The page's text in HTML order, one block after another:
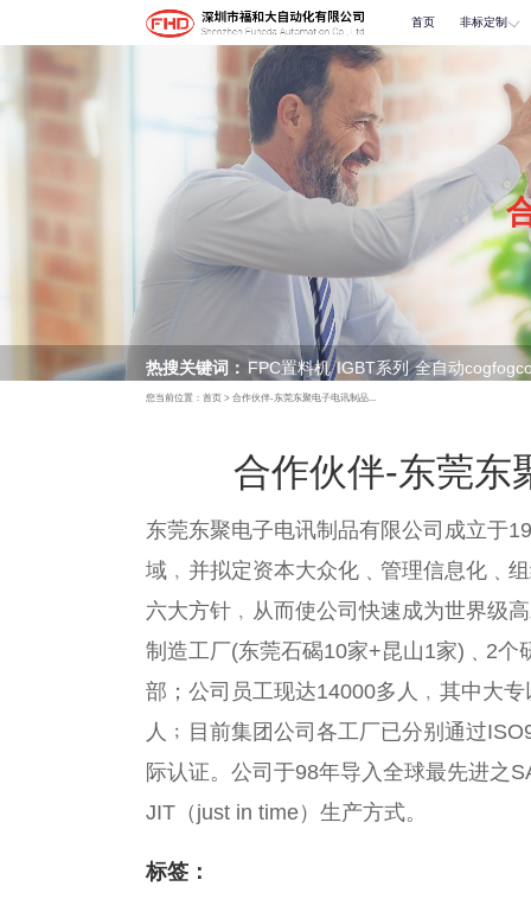
首页 非标定制
热搜关键词： FPC置料机 IGBT系列 全自动
您当前位置： 首页>合作伙伴-东莞东聚电子电讯制品...
合作伙伴-东莞东
东莞东聚电子电讯制品有限公司成立于
域﹐并拟定资本大众化﹑管理信息化﹑
六大方针﹐从而使公司快速成为世界级
制造工厂(东莞石碣10家+昆山1家)﹑2
部；公司员工现达14000多人﹐其中大
人﹔目前集团公司各工厂已分别通过
际认证。公司于98年导入全球最先进之
JIT（just in time）生产方式。
标签：